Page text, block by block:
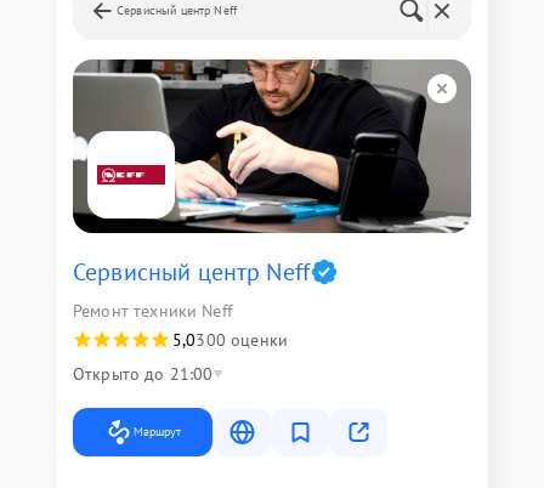
Сервисный центр Neff
Сервисный центр Neff
Ремонт техники Neff
5,0300 оценки
Открыто до 21:00
Маршрут